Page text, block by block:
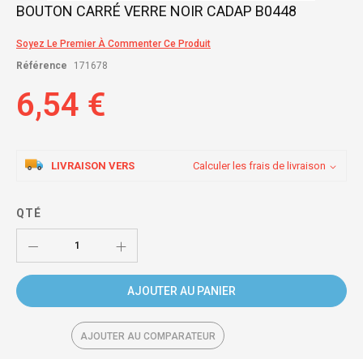
Skip
beginning
of
images
gallery
BOUTON CARRÉ VERRE NOIR CADAP B0448
Soyez Le Premier À Commenter Ce Produit
Référence
171678
6,54 €
LIVRAISON VERS Calculer les frais de livraison
QTÉ
AJOUTER AU PANIER
AJOUTER AU COMPARATEUR